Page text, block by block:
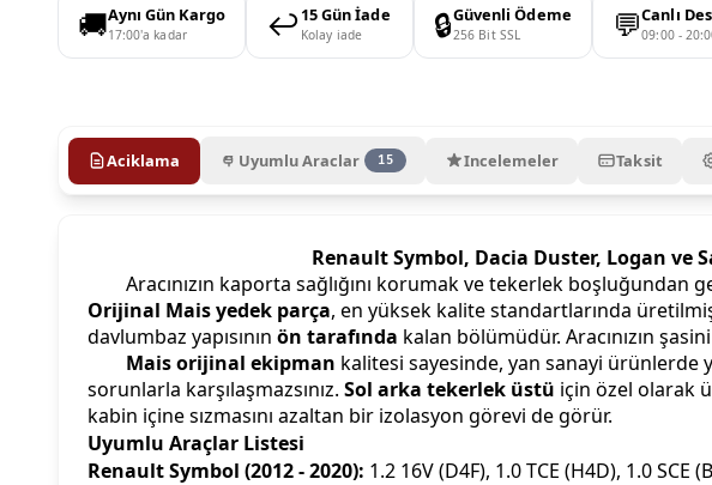
🚚Aynı Gün Kargo
17:00'a kadar ↩️ 15 Gün İade
Kolay iade 🔒Güvenli Ödeme
256 Bit SSL 💬Canlı
09:00 -
Aciklama Uyumlu Araclar 15 Incelemeler Taksit
Renault Symbol, Dacia Duster, Logan ve
Aracınızın kaporta sağlığını korumak ve tekerlek
Orijinal Mais yedek parça, en yüksek kalite standartlarında
davlumbaz yapısının ön tarafında kalan bölümüdür. Aracınızın
Mais orijinal ekipman kalitesi sayesinde, yan sanayi ürünlerde
sorunlarla karşılaşmazsınız. Sol arka tekerlek üstü için özel olarak
kabin içine sızmasını azaltan bir izolasyon görevi de görür.
Uyumlu Araçlar Listesi
Renault Symbol (2012 - 2020): 1.2 16V (D4F), 1.0 TCE (H4D), 1.0 SCE